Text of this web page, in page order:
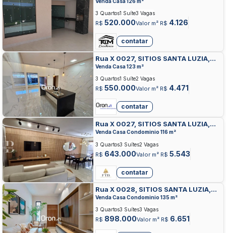
R$ 520.000Valor m² R$ 4.126
3 Quartos1 Suíte3 Vagas
contatar
Rua X 0027, SITIOS SANTA LUZIA,
APARECIDA DE GOIANIA
Venda Casa 123 m²
R$ 550.000Valor m² R$ 4.471
3 Quartos1 Suíte2 Vagas
contatar
Rua X 0027, SITIOS SANTA LUZIA,
APARECIDA DE GOIANIA
Venda Casa Condominio 116 m²
R$ 643.000Valor m² R$ 5.543
3 Quartos3 Suítes2 Vagas
contatar
Rua X 0028, SITIOS SANTA LUZIA,
APARECIDA DE GOIANIA
Venda Casa Condominio 135 m²
R$ 898.000Valor m² R$ 6.651
3 Quartos3 Suítes3 Vagas